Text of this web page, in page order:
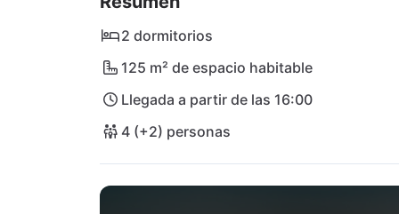
localidad de Fažana. A los aventureros les
que los amantes de la cultura pueden
Descubra la fascinante región de Istria y
Porto Bus Beachside 5.
2 dormitorios
125 m² de espacio habitable
Llegada a partir de las 16:00
4 (+2) personas